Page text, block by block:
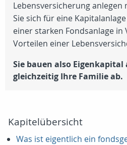
Lebensversicherung
Sie sich für eine
einer starken Fondsanlage
Vorteilen einer
Sie bauen also
gleichzeitig Ihre Familie ab.
Kapitelübersicht
Was ist eigentlich ein